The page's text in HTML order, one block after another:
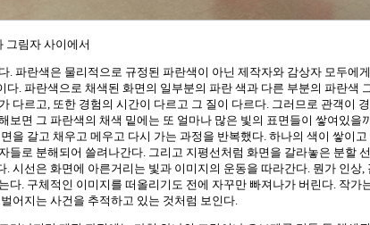
그림자 사이에서
. 파란색은 물리적으로 규정된 파란색이 아닌 제작자와 감상자 모두에
다. 파란색으로 채색된 화면의 일부분의 파란 색과 다른 부분의 파란색
다르고, 또한 경험의 시간이 다르고 그 질이 다르다. 그러므로 관객이
보면 그 파란색의 채색 밑에는 또 얼마나 많은 빛의 표면들이 쌓여있을
을 갈고 채우고 메우고 다시 가는 과정을 반복했다. 하나의 색이 쌓이
들로 분해되어 쓸려나간다. 그리고 지평선처럼 화면을 갈라놓은 분할
. 시선은 화면에 아른거리는 빛과 이미지의 운동을 따라간다. 뭔가 인상,
다. 구체적인 이미지를 떠올리기도 전에 자꾸만 빠져나가 버린다. 작가
어지는 사건을 추적하고 있는 것처럼 보인다.